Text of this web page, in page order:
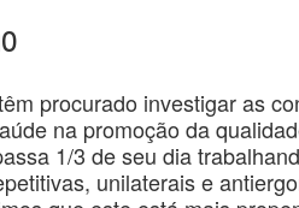
procurado investigar as
na promoção da
1/3 de seu dia
unilaterais e